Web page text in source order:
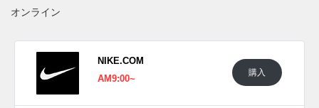
プリントをオン。リファインされた足裏のトラクションパタ
ーンは、縦にグルーブを走らせ、優れたコートフィールを実
現した。ファーストカラーのエメラルドグリーンは、ドラフ
ト入団以来忠誠を誓ってきた"NY リバティ"のチームカラー
オンライン
NIKE.COM
AM9:00~
購入